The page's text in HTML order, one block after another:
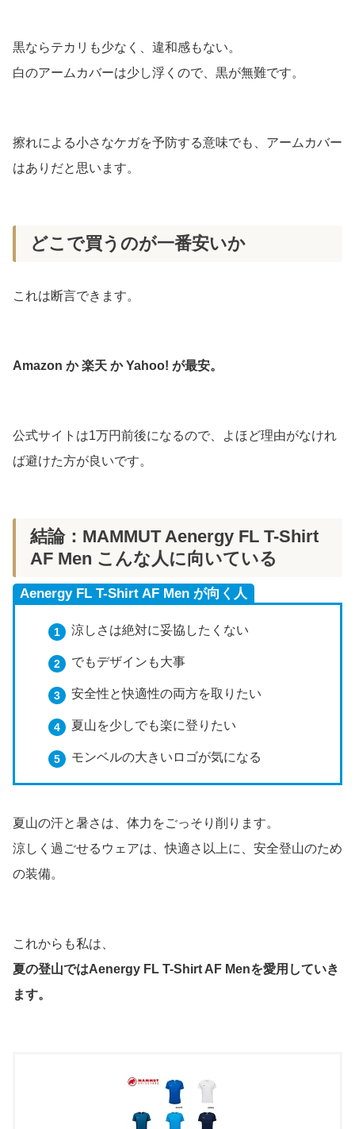
黒ならテカリも少なく、違和感もない。
白のアームカバーは少し浮くので、黒が無難です。
擦れによる小さなケガを予防する意味でも、アームカバー
はありだと思います。
どこで買うのが一番安いか
これは断言できます。
Amazon か 楽天 か Yahoo! が最安。
公式サイトは1万円前後になるので、よほど理由がなけれ
ば避けた方が良いです。
結論：MAMMUT Aenergy FL T-Shirt
AF Men こんな人に向いている
Aenergy FL T-Shirt AF Men が向く人
涼しさは絶対に妥協したくない
でもデザインも大事
安全性と快適性の両方を取りたい
夏山を少しでも楽に登りたい
モンベルの大きいロゴが気になる
夏山の汗と暑さは、体力をごっそり削ります。
涼しく過ごせるウェアは、快適さ以上に、安全登山のため
の装備。
これからも私は、
夏の登山ではAenergy FL T-Shirt AF Menを愛用していき
ます。